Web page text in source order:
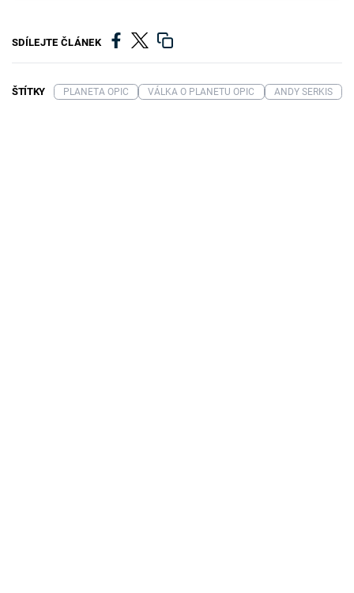
SDÍLEJTE ČLÁNEK
ŠTÍTKY PLANETA OPIC VÁLKA O PLANETU OPIC ANDY SERKIS